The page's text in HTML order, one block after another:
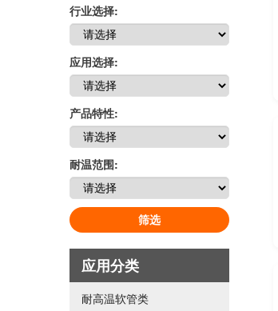
行业选择:
应用选择:
产品特性:
耐温范围:
筛选
应用分类
耐高温软管类